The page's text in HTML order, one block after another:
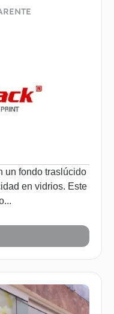
un fondo traslúcido
en vidrios. Este